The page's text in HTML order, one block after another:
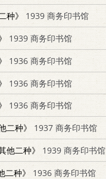
种》
1939 商务印书馆
1939 商务印书馆
1936 商务印书馆
1936 商务印书馆
1936 商务印书馆
二种》
1937 商务印书馆
他二种》
1939 商务印书馆
二种》
1936 商务印书馆